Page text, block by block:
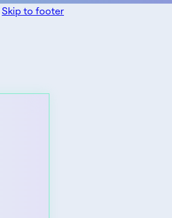
Skip to footer